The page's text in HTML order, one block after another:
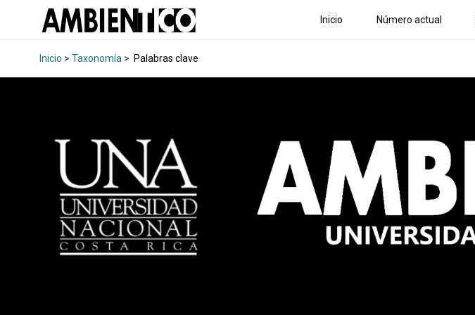
Inicio Número actual
Inicio > Taxonomía > Palabras clave